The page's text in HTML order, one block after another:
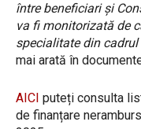
între beneficiari şi
va fi monitorizată de
specialitate din
mai arată în
AICI puteți consulta
de finanțare